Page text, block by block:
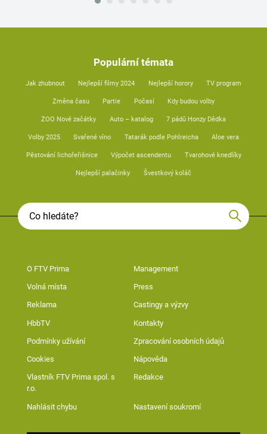
Populární témata
Jak zhubnout Nejlepší filmy 2024 Nejlepší horory TV program
Změna času Partie Počasí Kdy budou volby
ZOO Nové začátky Auto – katalog 7 pádů Honzy Dědka
Volby 2025 Svařené víno Tatarák podle Pohlreicha Aloe vera
Pěstování lichořeřišnice Výpočet ascendentu Tvarohové knedlíky
Nejlepší palačinky Švestkový koláč
O FTV Prima Management
Volná místa Press
Reklama Castingy a výzvy
HbbTV Kontakty
Podmínky užívání Zpracování osobních údajů
Cookies Nápověda
Vlastník FTV Prima spol. s
r.o.
Redakce
Nahlásit chybu Nastavení soukromí